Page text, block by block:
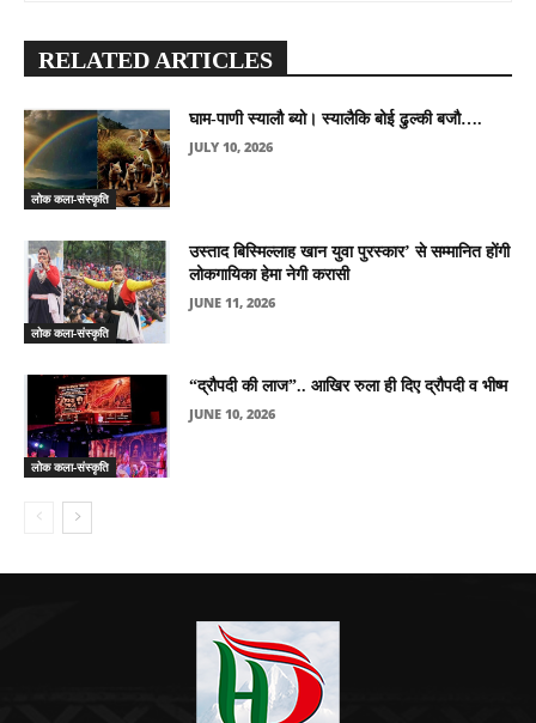
RELATED ARTICLES
लोक कला-संस्कृति
घाम-पाणी स्यालौ ब्यो। स्यालैकि बोई ढुल्की बजौ….
JULY 10, 2026
लोक कला-संस्कृति
उस्ताद बिस्मिल्लाह खान युवा पुरस्कार’ से सम्मानित होंगी
लोकगायिका हेमा नेगी करासी
JUNE 11, 2026
लोक कला-संस्कृति
“द्रौपदी की लाज”.. आखिर रुला ही दिए द्रौपदी व भीष्म
JUNE 10, 2026